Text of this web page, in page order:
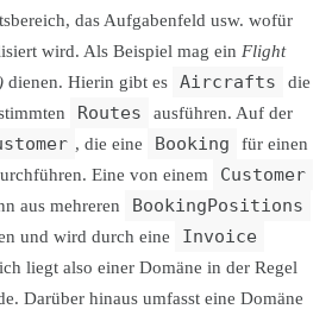
das Aufgabenfeld usw. wofür
wird. Als Beispiel mag ein Flight
dienen. Hierin gibt es Aircrafts
die
Routes
ausführen. Auf der
, die eine Booking
für einen
Eine von einem Customer
aus mehreren BookingPositions
und wird durch eine Invoice
liegt also einer Domäne in der Regel
Darüber hinaus umfasst eine Domäne